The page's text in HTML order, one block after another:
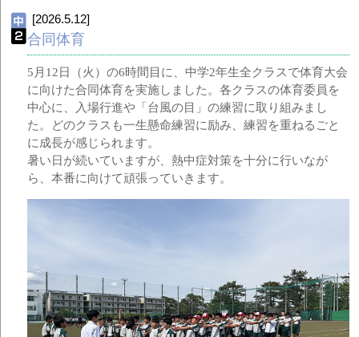
[2026.5.12]
合同体育
5月12日（火）の6時間目に、中学2年生全クラスで体育大会
に向けた合同体育を実施しました。各クラスの体育委員を
中心に、入場行進や「台風の目」の練習に取り組みまし
た。どのクラスも一生懸命練習に励み、練習を重ねるごと
に成長が感じられます。
暑い日が続いていますが、熱中症対策を十分に行いなが
ら、本番に向けて頑張っていきます。